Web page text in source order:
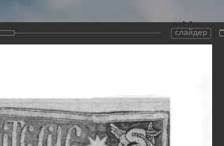
Виртуальный
и
Земли
создан по благословлению
и Холмогорского Даниила
слайдер